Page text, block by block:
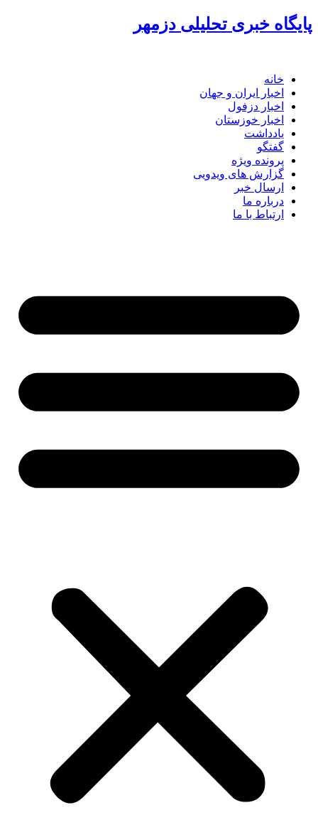
خبری تحلیلی دزمهر
خانه
اخبار ایران و جهان
اخبار دزفول
اخبار خوزستان
یادداشت
گفتگو
پرونده ویژه
گزارش های ویدویی
ارسال خبر
درباره ما
ارتباط با ما